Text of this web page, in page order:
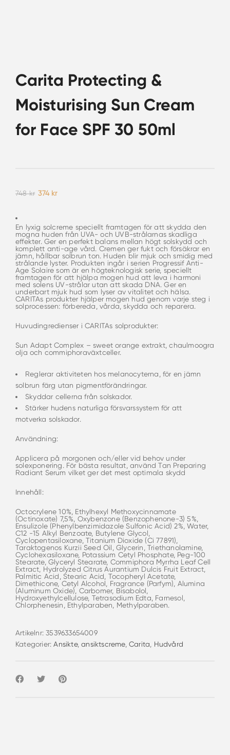
Carita Protecting &
Moisturising Sun Cream
for Face SPF 30 50ml
748kr Det
374 krDet
En lyxig solcreme speciellt framtagen för att skydda den
mogna huden från UVA- och UVB-strålarnas skadliga
effekter. Ger en perfekt balans mellan högt solskydd och
komplett anti-age vård. Cremen ger fukt och försäkrar en
jämn, hållbar solbrun ton. Huden blir mjuk och smidig med
strålande lyster. Produkten ingår i serien Progressif Anti-
Age Solaire som är en högteknologisk serie, speciellt
framtagen för att hjälpa mogen hud att leva i harmoni
med solens UV-strålar utan att skada DNA. Ger en
underbart mjuk hud som lyser av vitalitet och hälsa.
CARITAs produkter hjälper mogen hud genom varje steg i
solprocessen: förbereda, vårda, skydda och reparera.
Huvudingredienser i CARITAs solprodukter:
Sun Adapt Complex – sweet orange extrakt, chaulmoogra
olja och commiphoraväxtceller.
Reglerar aktiviteten hos melanocyterna, för en jämn
solbrun färg utan pigmentförändringar.
Skyddar cellerna från solskador.
Stärker hudens naturliga försvarssystem för att
motverka solskador.
Användning:
Applicera på morgonen och/eller vid behov under
solexponering. För bästa resultat, använd Tan Preparing
Radiant Serum vilket ger det mest optimala skydd
Innehåll:
Octocrylene 10%, Ethylhexyl Methoxycinnamate
(Octinoxate) 7,5%, Oxybenzone (Benzophenone-3) 5%,
Ensulizole (Phenylbenzimidazole Sulfonic Acid) 2%, Water,
C12 -15 Alkyl Benzoate, Butylene Glycol,
Cyclopentasiloxane, Titanium Dioxide (Ci 77891),
Taraktogenos Kurzii Seed Oil, Glycerin, Triethanolamine,
Cyclohexasiloxane, Potassium Cetyl Phosphate, Peg-100
Stearate, Glyceryl Stearate, Commiphora Myrrha Leaf Cell
Extract, Hydrolyzed Citrus Aurantium Dulcis Fruit Extract,
Palmitic Acid, Stearic Acid, Tocopheryl Acetate,
Dimethicone, Cetyl Alcohol, Fragrance (Parfym), Alumina
(Aluminum Oxide), Carbomer, Bisabolol,
Hydroxyethylcellulose, Tetrasodium Edta, Farnesol,
Chlorphenesin, Ethylparaben, Methylparaben.
Artikelnr:3539633654009
Kategorier:Ansikte,ansiktscreme,Carita, Hudvård